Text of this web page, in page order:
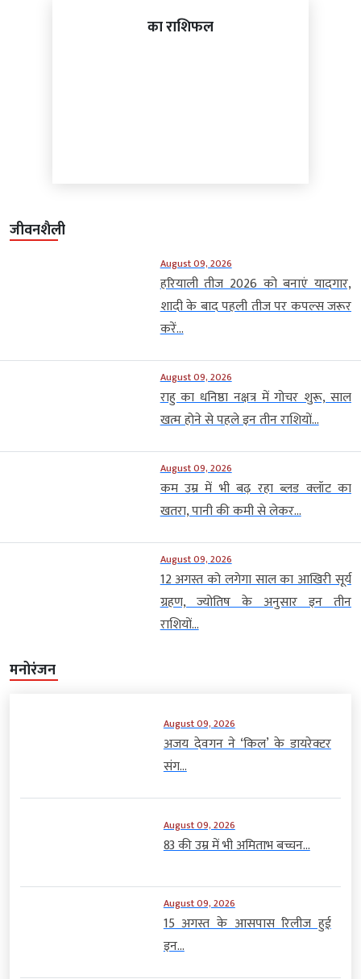
का राशिफल
जीवनशैली
August 09, 2026
हरियाली तीज 2026 को बनाएं यादगार,
शादी के बाद पहली तीज पर कपल्स जरूर
करें...
August 09, 2026
राहु का धनिष्ठा नक्षत्र में गोचर शुरू, साल
खत्म होने से पहले इन तीन राशियों...
August 09, 2026
कम उम्र में भी बढ़ रहा ब्लड क्लॉट का
खतरा, पानी की कमी से लेकर...
August 09, 2026
12 अगस्त को लगेगा साल का आखिरी सूर्य
ग्रहण, ज्योतिष के अनुसार इन तीन
राशियों...
मनोरंजन
August 09, 2026
अजय देवगन ने ‘किल’ के डायरेक्टर
संग...
August 09, 2026
83 की उम्र में भी अमिताभ बच्चन...
August 09, 2026
15 अगस्त के आसपास रिलीज हुई
इन...